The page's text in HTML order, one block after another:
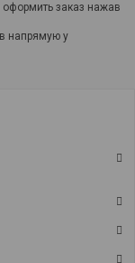
заказ нажав
напрямую у